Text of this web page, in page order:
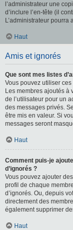
l’administrateur une
d’inclure l’en-tête (il
L’administrateur
Haut
Amis et ignorés
Que sont mes listes
Vous pouvez utiliser
Les membres ajoutés à
de l’utilisateur pour un
des messages privés.
être mis en valeur. Si
messages seront
Haut
Comment puis-je
d’ignorés ?
Vous pouvez ajouter
profil de chaque
d’ignorés. Ou, depuis
directement des
également supprimer
Haut